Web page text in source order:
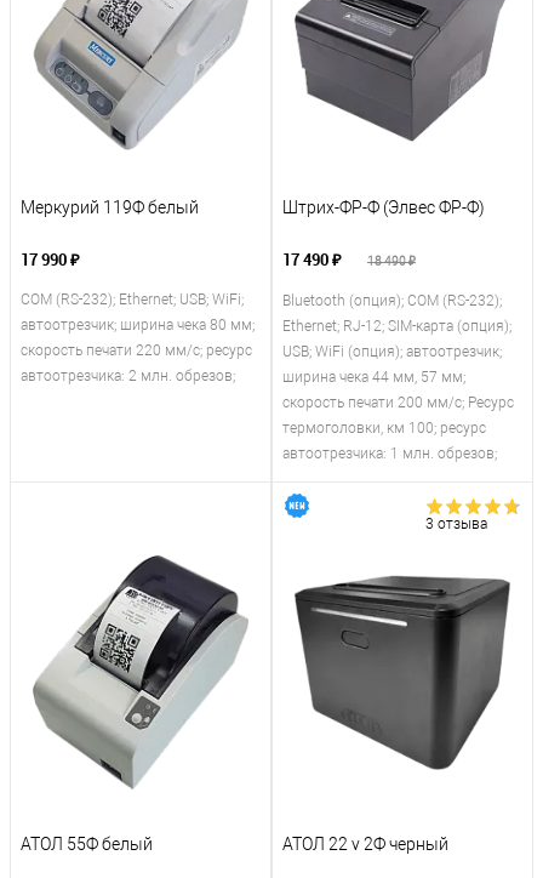
Меркурий 119Ф белый
17 990 ₽
COM (RS-232); Ethernet; USB; WiFi;
автоотрезчик; ширина чека 80 мм;
скорость печати 220 мм/с; ресурс
автоотрезчика: 2 млн. обрезов;
Штрих-ФР-Ф (Элвес ФР-Ф)
17 490 ₽ 18 490 ₽
Bluetooth (опция); COM (RS-232);
Ethernet; RJ-12; SIM-карта (опция);
USB; WiFi (опция); автоотрезчик;
ширина чека 44 мм, 57 мм;
скорость печати 200 мм/с; Ресурс
термоголовки, км 100; ресурс
автоотрезчика: 1 млн. обрезов;
АТОЛ 55Ф белый
3 отзыва
АТОЛ 22 v 2Ф черный